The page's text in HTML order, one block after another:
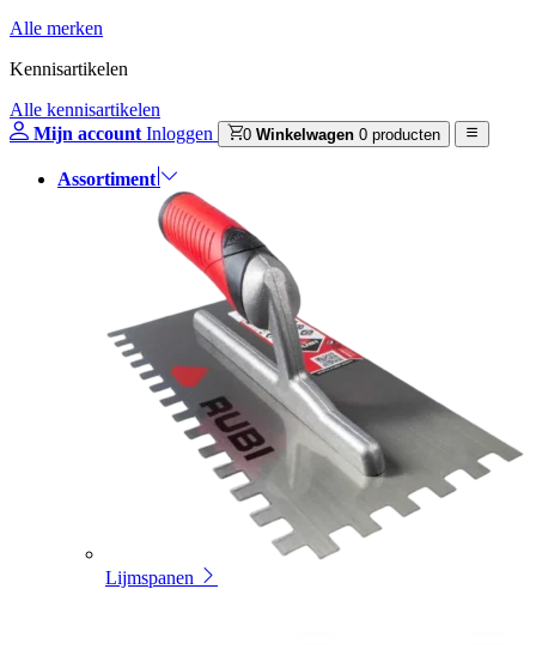
Alle merken
Kennisartikelen
Alle kennisartikelen
Mijn account Inloggen 0 Winkelwagen 0 producten
Assortiment
Lijmspanen